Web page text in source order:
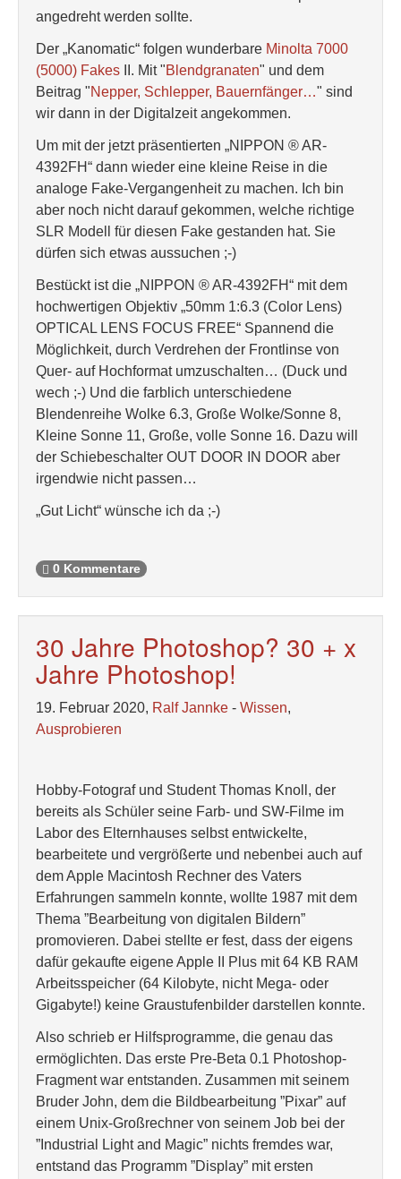
angedreht werden sollte.
Der „Kanomatic“ folgen wunderbare Minolta 7000
(5000) Fakes II. Mit "Blendgranaten" und dem
Beitrag "Nepper, Schlepper, Bauernfänger…" sind
wir dann in der Digitalzeit angekommen.
Um mit der jetzt präsentierten „NIPPON ® AR-
4392FH“ dann wieder eine kleine Reise in die
analoge Fake-Vergangenheit zu machen. Ich bin
aber noch nicht darauf gekommen, welche richtige
SLR Modell für diesen Fake gestanden hat. Sie
dürfen sich etwas aussuchen ;-)
Bestückt ist die „NIPPON ® AR-4392FH“ mit dem
hochwertigen Objektiv „50mm 1:6.3 (Color Lens)
OPTICAL LENS FOCUS FREE“ Spannend die
Möglichkeit, durch Verdrehen der Frontlinse von
Quer- auf Hochformat umzuschalten… (Duck und
wech ;-) Und die farblich unterschiedene
Blendenreihe Wolke 6.3, Große Wolke/Sonne 8,
Kleine Sonne 11, Große, volle Sonne 16. Dazu will
der Schiebeschalter OUT DOOR IN DOOR aber
irgendwie nicht passen…
„Gut Licht“ wünsche ich da ;-)
0 Kommentare
30 Jahre Photoshop? 30 + x
Jahre Photoshop!
19. Februar 2020, Ralf Jannke - Wissen,
Ausprobieren
Hobby-Fotograf und Student Thomas Knoll, der
bereits als Schüler seine Farb- und SW-Filme im
Labor des Elternhauses selbst entwickelte,
bearbeitete und vergrößerte und nebenbei auch auf
dem Apple Macintosh Rechner des Vaters
Erfahrungen sammeln konnte, wollte 1987 mit dem
Thema ”Bearbeitung von digitalen Bildern”
promovieren. Dabei stellte er fest, dass der eigens
dafür gekaufte eigene Apple II Plus mit 64 KB RAM
Arbeitsspeicher (64 Kilobyte, nicht Mega- oder
Gigabyte!) keine Graustufenbilder darstellen konnte.
Also schrieb er Hilfsprogramme, die genau das
ermöglichten. Das erste Pre-Beta 0.1 Photoshop-
Fragment war entstanden. Zusammen mit seinem
Bruder John, dem die Bildbearbeitung ”Pixar” auf
einem Unix-Großrechner von seinem Job bei der
”Industrial Light and Magic” nichts fremdes war,
entstand das Programm ”Display” mit ersten